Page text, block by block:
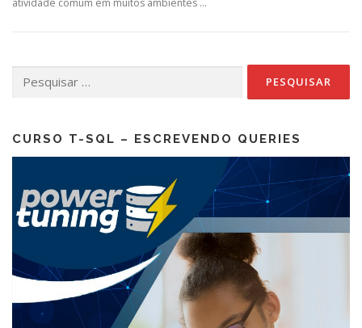
atividade comum em muitos ambientes …
por:
CURSO T-SQL – ESCREVENDO QUERIES